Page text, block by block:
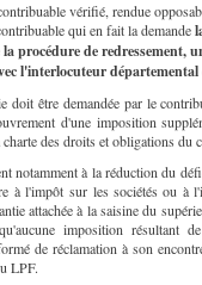
vérifié, rendue
qui en fait la demande
procédure de redressement,
l'interlocuteur départemental
doit être demandée par le
d'une imposition
des droits et obligations du
notamment à la réduction du
à l'impôt sur les sociétés ou à
attachée à la saisine du
imposition résultant
de réclamation à son
LPF.